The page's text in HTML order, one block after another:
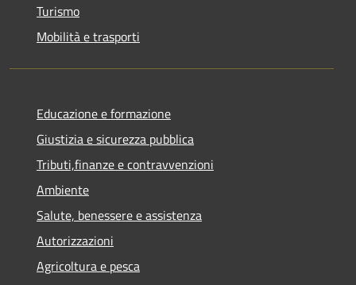
Turismo
Mobilità e trasporti
Educazione e formazione
Giustizia e sicurezza pubblica
Tributi,finanze e contravvenzioni
Ambiente
Salute, benessere e assistenza
Autorizzazioni
Agricoltura e pesca